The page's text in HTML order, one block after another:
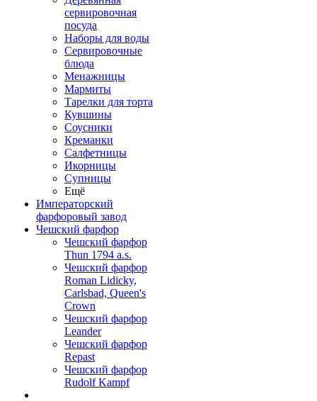
сервировочная
посуда
Наборы для воды
Сервировочные
блюда
Менажницы
Мармиты
Тарелки для торта
Кувшины
Соусники
Креманки
Салфетницы
Икорницы
Супницы
Ещё
Императорский
фарфоровый завод
Чешский фарфор
Чешский фарфор
Thun 1794 a.s.
Чешский фарфор
Roman Lidicky,
Carlsbad, Queen's
Crown
Чешский фарфор
Leander
Чешский фарфор
Repast
Чешский фарфор
Rudolf Kampf